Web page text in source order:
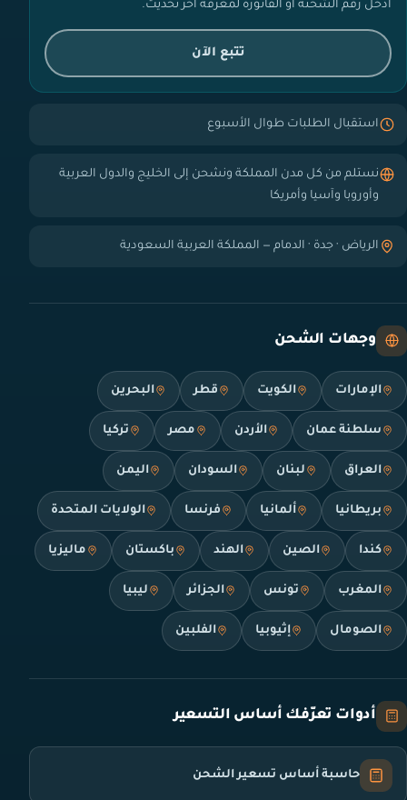
أدخل رقم الشحنة أو الفاتورة لمعرفة آخر تحديث.
تتبع الآن
استقبال الطلبات طوال الأسبوع
نستلم من كل مدن المملكة ونشحن إلى الخليج والدول العربية
وأوروبا وآسيا وأمريكا
الرياض · جدة · الدمام — المملكة العربية السعودية
وجهات الشحن
الإمارات الكويت قطر البحرين
سلطنة عمان الأردن مصر تركيا
العراق لبنان السودان اليمن
بريطانيا ألمانيا فرنسا الولايات المتحدة
كندا الصين الهند باكستان ماليزيا
المغرب تونس الجزائر ليبيا
الصومال إثيوبيا الفلبين
أدوات تعرّفك أساس التسعير
حاسبة أساس تسعير الشحن